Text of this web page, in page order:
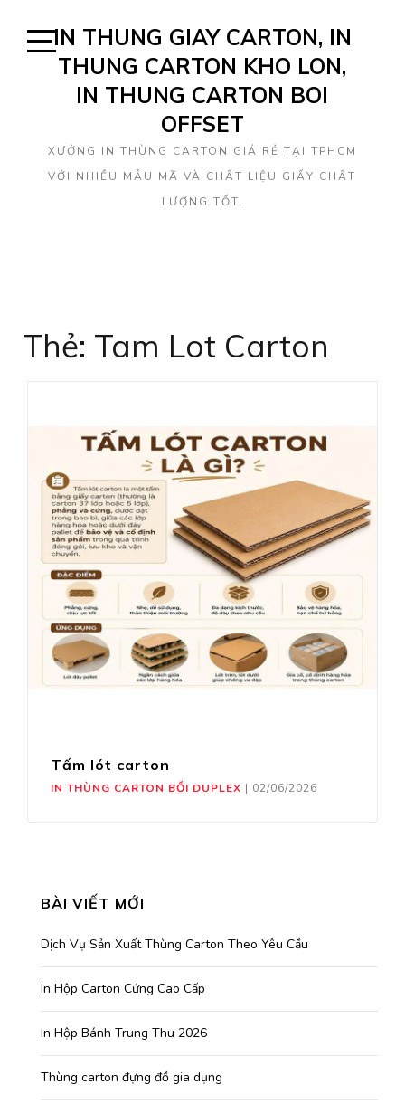
Open
Sidebar
IN THUNG GIAY CARTON, IN
THUNG CARTON KHO LON,
IN THUNG CARTON BOI
OFFSET
XƯỞNG IN THÙNG CARTON GIÁ RẺ TẠI TPHCM
VỚI NHIỀU MẪU MÃ VÀ CHẤT LIỆU GIẤY CHẤT
LƯỢNG TỐT.
Thẻ: Tam Lot Carton
Tấm lót carton
IN THÙNG CARTON BỒI DUPLEX | 02/06/2026
BÀI VIẾT MỚI
Dịch Vụ Sản Xuất Thùng Carton Theo Yêu Cầu
In Hộp Carton Cứng Cao Cấp
In Hộp Bánh Trung Thu 2026
Thùng carton đựng đồ gia dụng